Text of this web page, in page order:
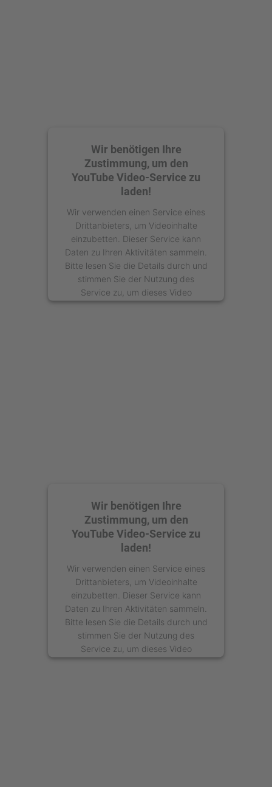
Wir benötigen Ihre
Zustimmung, um den
YouTube Video-Service zu
laden!
Wir verwenden einen Service eines
Drittanbieters, um Videoinhalte
einzubetten. Dieser Service kann
Daten zu Ihren Aktivitäten sammeln.
Bitte lesen Sie die Details durch und
stimmen Sie der Nutzung des
Service zu, um dieses Video
anzusehen.
Wir benötigen Ihre
Zustimmung, um den
YouTube Video-Service zu
laden!
Wir verwenden einen Service eines
Drittanbieters, um Videoinhalte
einzubetten. Dieser Service kann
Daten zu Ihren Aktivitäten sammeln.
Bitte lesen Sie die Details durch und
stimmen Sie der Nutzung des
Service zu, um dieses Video
anzusehen.